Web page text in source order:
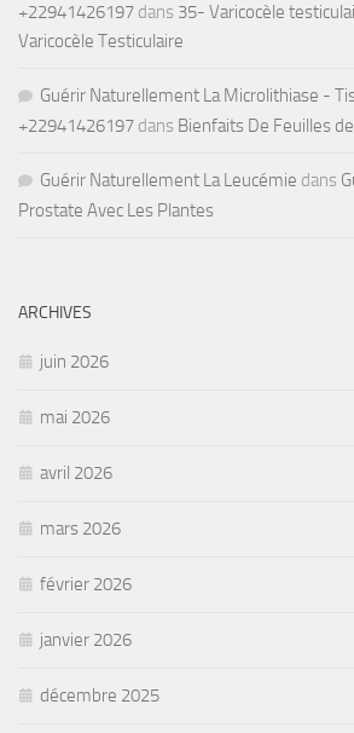
+22941426197 dans 35- Varicocèle
Varicocèle Testiculaire
Guérir Naturellement La Microlithiase -
+22941426197 dans Bienfaits De Feuilles
Guérir Naturellement La Leucémie dans
Prostate Avec Les Plantes
ARCHIVES
juin 2026
mai 2026
avril 2026
mars 2026
février 2026
janvier 2026
décembre 2025